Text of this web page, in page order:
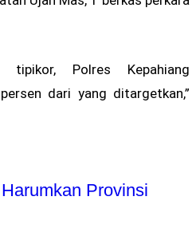
tipikor, Polres Kepahiang
dari yang ditargetkan,”
Provinsi